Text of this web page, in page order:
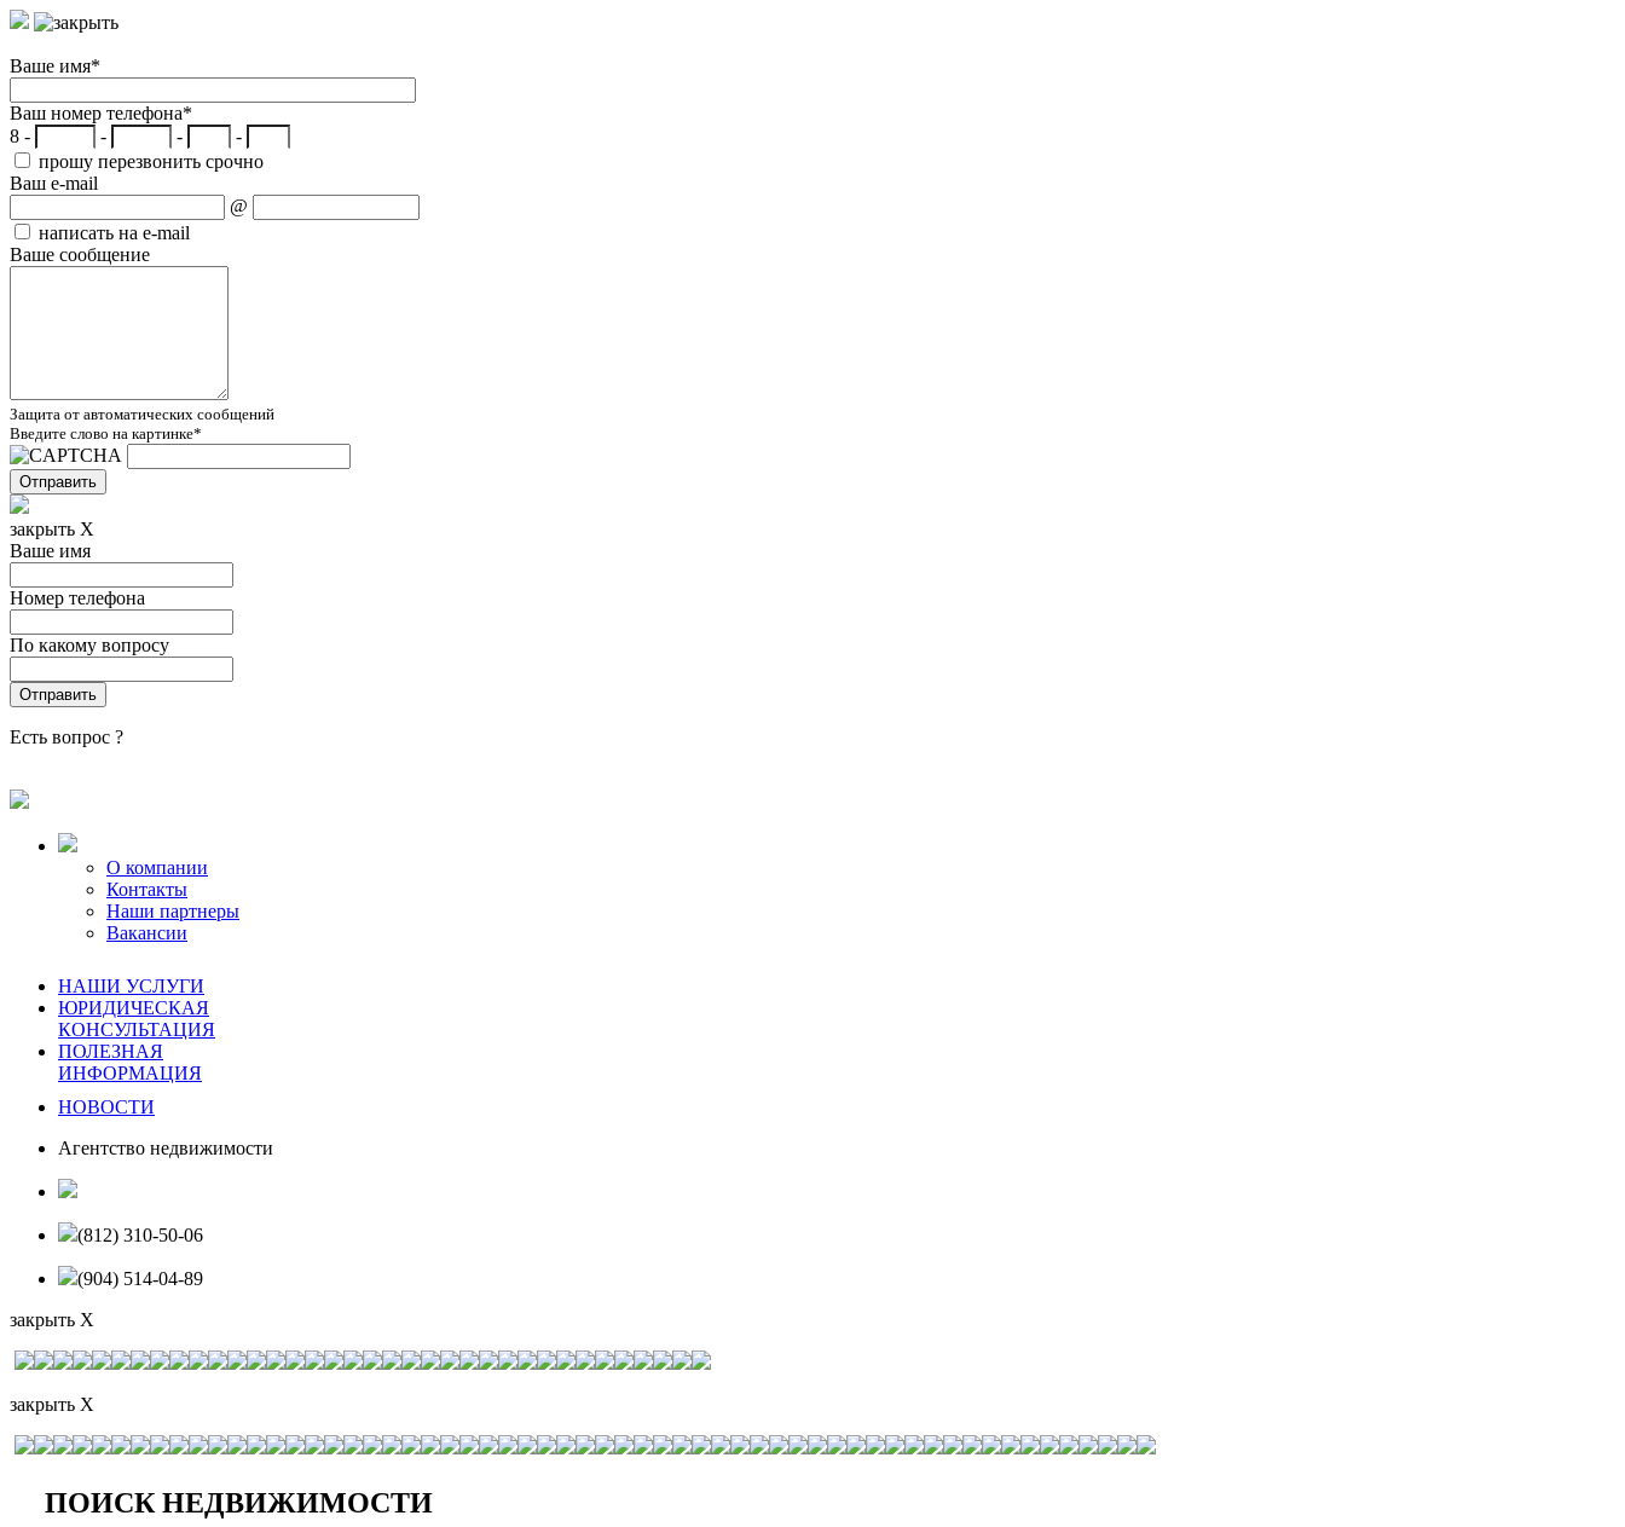
Ваше имя*
Ваш номер телефона*
8 -
- -
-
прошу перезвонить срочно
Ваш e-mail
@
написать на e-mail
Ваше сообщение
Защита от автоматических сообщений
Введите слово на картинке*
закрыть X
Ваше имя
Номер телефона
По какому вопросу
Есть вопрос ?
О компании
Контакты
Наши партнеры
Вакансии
НАШИ УСЛУГИ
ЮРИДИЧЕСКАЯ
КОНСУЛЬТАЦИЯ
ПОЛЕЗНАЯ
ИНФОРМАЦИЯ
НОВОСТИ
Агентство недвижимости
(812) 310-50-06
(904) 514-04-89
закрыть X
закрыть X
ПОИСК НЕДВИЖИМОСТИ